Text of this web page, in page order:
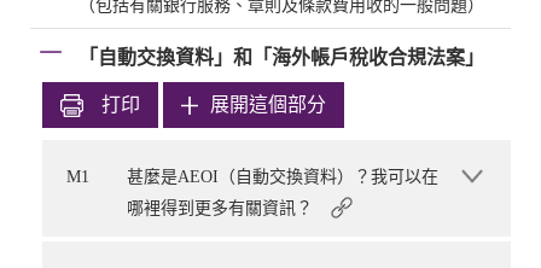
（包括有關銀行服務、章則及條款費用收的一般問題）
「自動交換資料」和「海外帳戶稅收合規法案」
打印 展開這個部分
M1
甚麼是AEOI（自動交換資料）？我可以在
哪裡得到更多有關資訊？